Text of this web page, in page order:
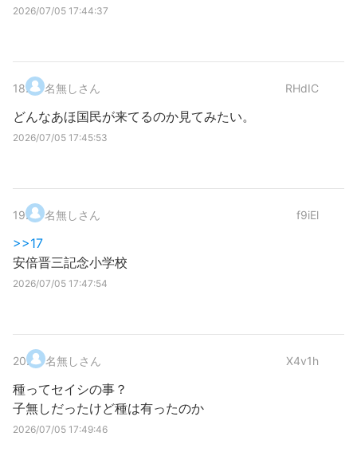
2026/07/05 17:44:37
18. 名無しさん RHdIC
どんなあほ国民が来てるのか見てみたい。
2026/07/05 17:45:53
19. 名無しさん f9iEl
>>17
安倍晋三記念小学校
2026/07/05 17:47:54
20. 名無しさん X4v1h
種ってセイシの事？
子無しだったけど種は有ったのか
2026/07/05 17:49:46